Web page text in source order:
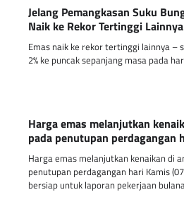
Jelang Pemangkasan Suku
Naik ke Rekor Tertinggi Lainnya
Emas naik ke rekor tertinggi lainnya –
2% ke puncak sepanjang masa pada
Harga emas melanjutkan
pada penutupan perdagangan
Harga emas melanjutkan kenaikan di
penutupan perdagangan hari Kamis
bersiap untuk laporan pekerjaan